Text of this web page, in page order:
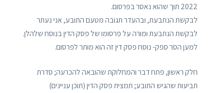
2022 תוך שהוא נאסר בפרסום.
לבקשת הנתבעת, ובהעדר תגובה מטעם התובע, אני נעתר
לבקשת הנתבעת ומורה על פרסומו של פסק הדין בנוסח שלהלן.
למען הסר ספק- נוסח פסק דין זה הוא מותר לפרסום.
חלק ראשון, פתח דבר והמחלוקת שהובאה להכרעה; סדרת
תביעות שהגיש התובע; תמצית פסק הדין (תוכן עניינים)